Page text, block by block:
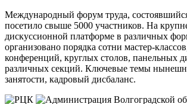
Международный форум труда,
посетило свыше 5000 участников. На
дискуссионной платформе в различных
организовано порядка сотни мастер-
конференций, круглых столов, панельных
различных секций. Ключевые темы
занятости, кадровый дисбаланс.